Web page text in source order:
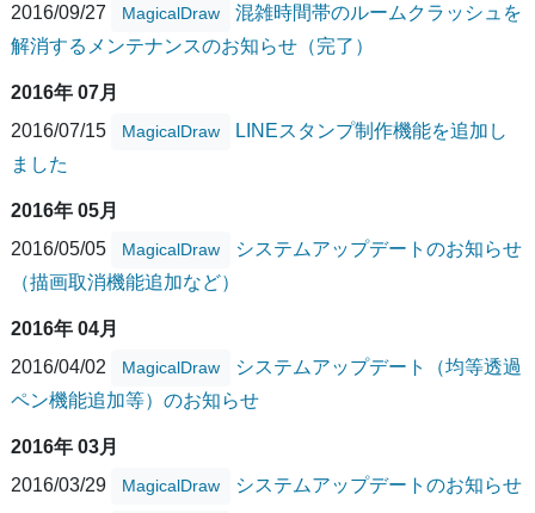
2016/09/27
MagicalDraw
混雑時間帯のルームクラッシュを
解消するメンテナンスのお知らせ（完了）
2016年 07月
2016/07/15
MagicalDraw
LINEスタンプ制作機能を追加し
ました
2016年 05月
2016/05/05
MagicalDraw
システムアップデートのお知らせ
（描画取消機能追加など）
2016年 04月
2016/04/02
MagicalDraw
システムアップデート（均等透過
ペン機能追加等）のお知らせ
2016年 03月
2016/03/29
MagicalDraw システムアップデートのお知らせ